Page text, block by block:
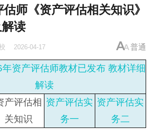
师《资产评估相关知识》
读
2026-04-17 普通
年资产评估师教材已发布 教材详细
解读
产评估相
关知识
资产评估实
务一
资产评估实
务二